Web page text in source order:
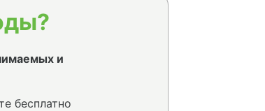
и
бесплатно